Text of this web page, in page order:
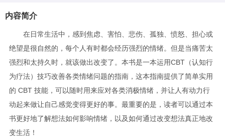
内容简介
在日常生活中，感到焦虑、害怕、悲伤、孤独、愤怒、担心或
绝望是很自然的，每个人有时都会经历强烈的情绪。但是当痛苦太
强烈和太持久时，就该做出改变了。本书是一本运用CBT（认知行
为疗法）技巧改善各类情绪问题的指南，这本指南提供了简单实用
的 CBT 技能，可以随时用来应对各类消极情绪，并让人有动力行
动起来做让自己感觉变得更好的事。最重要的是，读者可以通过本
书更好地了解想法如何影响情绪，以及如何通过改变想法真正地改
变生活！